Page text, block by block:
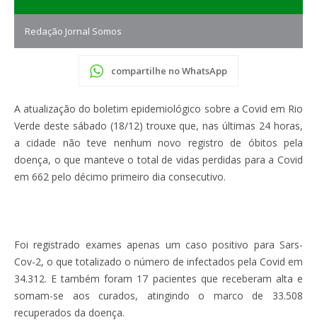
Redação Jornal Somos
compartilhe no WhatsApp
A atualização do boletim epidemiológico sobre a Covid em Rio
Verde deste sábado (18/12) trouxe que, nas últimas 24 horas,
a cidade não teve nenhum novo registro de óbitos pela
doença, o que manteve o total de vidas perdidas para a Covid
em 662 pelo décimo primeiro dia consecutivo.
Foi registrado exames apenas um caso positivo para Sars-
Cov-2, o que totalizado o número de infectados pela Covid em
34.312. E também foram 17 pacientes que receberam alta e
somam-se aos curados, atingindo o marco de 33.508
recuperados da doença.